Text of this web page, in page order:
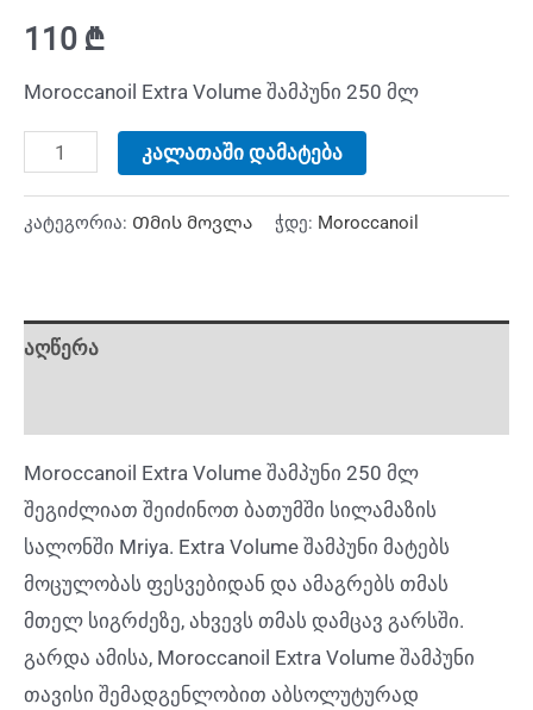
110 ₾
Moroccanoil Extra Volume შამპუნი 250 მლ
კალათაში დამატება
კატეგორია: Თმის მოვლა ჭდე: Moroccanoil
აღწერა
Moroccanoil Extra Volume შამპუნი 250 მლ
შეგიძლიათ შეიძინოთ ბათუმში სილამაზის
სალონში Mriya. Extra Volume შამპუნი მატებს
მოცულობას ფესვებიდან და ამაგრებს თმას
მთელ სიგრძეზე, ახვევს თმას დამცავ გარსში.
გარდა ამისა, Moroccanoil Extra Volume შამპუნი
თავისი შემადგენლობით აბსოლუტურად